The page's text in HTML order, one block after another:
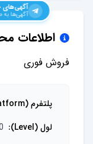
آگهی‌های
آگهی‌ها به
اطلاعات
فروش فوری
پلتفرم (Platform)
لول (Level)
: